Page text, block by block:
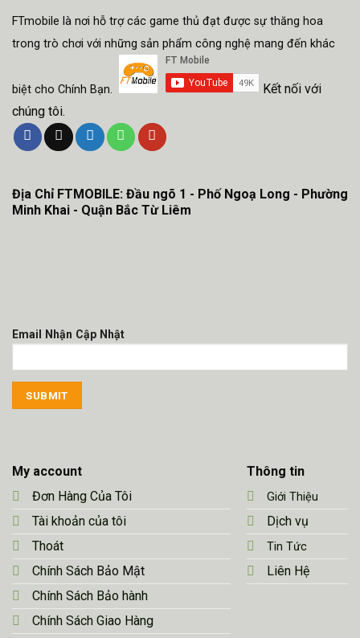
FTmobile là nơi hỗ trợ các game thủ đạt được sự thăng hoa
trong trò chơi với những sản phẩm công nghệ mang đến khác
biệt cho Chính Bạn.
Kết nối với
chúng tôi.
My account
Đơn Hàng Của Tôi
Tài khoản của tôi
Thoát
Chính Sách Bảo Mật
Chính Sách Bảo hành
Chính Sách Giao Hàng
Thông tin
Giới Thiệu
Dịch vụ
Tin Tức
Liên Hệ
Địa Chỉ FTMOBILE: Đầu ngõ 1 - Phố Ngoạ Long - Phường
Minh Khai - Quận Bắc Từ Liêm
Email Nhận Cập Nhật